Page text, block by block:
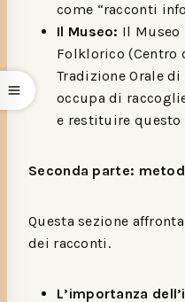
come “racconti
Il Museo: Il Museo
Folklorico (Centro
Tradizione Orale di
occupa di
e restituire
Seconda parte:
Questa sezione
dei racconti.
L’importanza